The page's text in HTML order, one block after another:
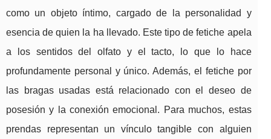
como un objeto íntimo, cargado de la personalidad y
esencia de quien la ha llevado. Este tipo de fetiche apela
a los sentidos del olfato y el tacto, lo que lo hace
profundamente personal y único. Además, el fetiche por
las bragas usadas está relacionado con el deseo de
posesión y la conexión emocional. Para muchos, estas
prendas representan un vínculo tangible con alguien